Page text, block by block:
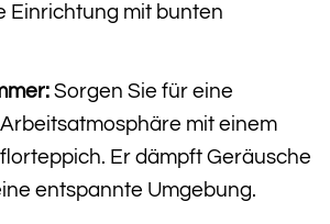
Einrichtung mit bunten
Sorgen Sie für eine
mit einem
Er dämpft Geräusche
entspannte Umgebung.